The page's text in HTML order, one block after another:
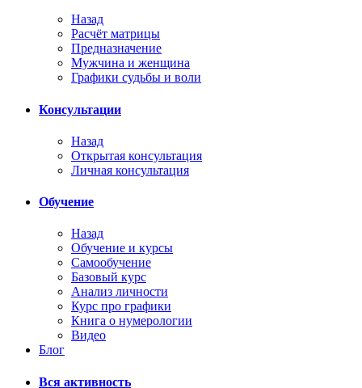
Назад
Расчёт матрицы
Предназначение
Мужчина и женщина
Графики судьбы и воли
Консультации
Назад
Открытая консультация
Личная консультация
Обучение
Назад
Обучение и курсы
Самообучение
Базовый курс
Анализ личности
Курс про графики
Книга о нумерологии
Видео
Блог
Вся активность